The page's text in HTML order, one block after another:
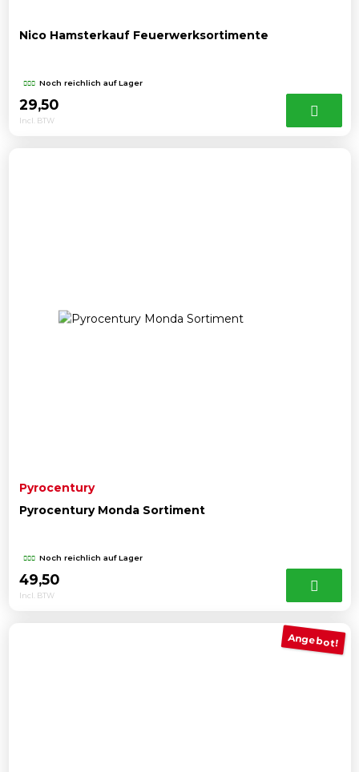
Nico Hamsterkauf Feuerwerksortimente
Noch reichlich auf Lager
29,50
Incl. BTW
Pyrocentury
Pyrocentury Monda Sortiment
Noch reichlich auf Lager
49,50
Incl. BTW
Angebot!